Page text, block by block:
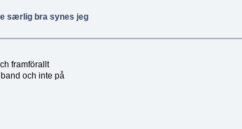
særlig bra synes jeg
framförallt
och inte på